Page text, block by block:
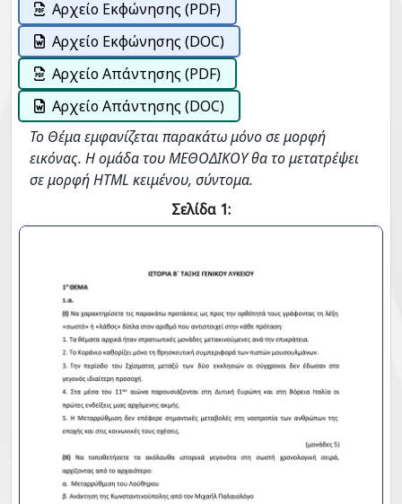
Αρχείο Εκφώνησης (PDF)
Αρχείο Εκφώνησης (DOC)
Αρχείο Απάντησης (PDF)
Αρχείο Απάντησης (DOC)
Το Θέμα εμφανίζεται παρακάτω μόνο σε μορφή
εικόνας. Η ομάδα του ΜΕΘΟΔΙΚΟΥ θα το μετατρέψει
σε μορφή HTML κειμένου, σύντομα.
Σελίδα 1: